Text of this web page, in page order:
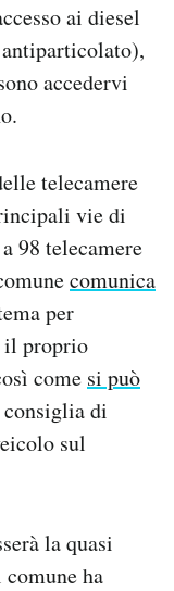
ai diesel
accedervi
telecamere
vie di
98 telecamere
comunica
per
il proprio
come si può
di
sul
la quasi
ha